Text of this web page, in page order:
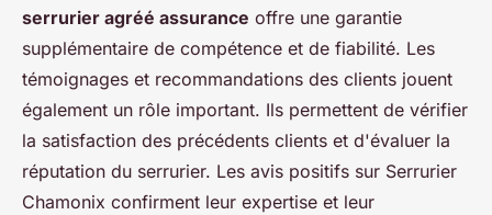
serrurier agréé assurance offre une garantie
supplémentaire de compétence et de fiabilité. Les
témoignages et recommandations des clients jouent
également un rôle important. Ils permettent de vérifier
la satisfaction des précédents clients et d'évaluer la
réputation du serrurier. Les avis positifs sur Serrurier
Chamonix confirment leur expertise et leur